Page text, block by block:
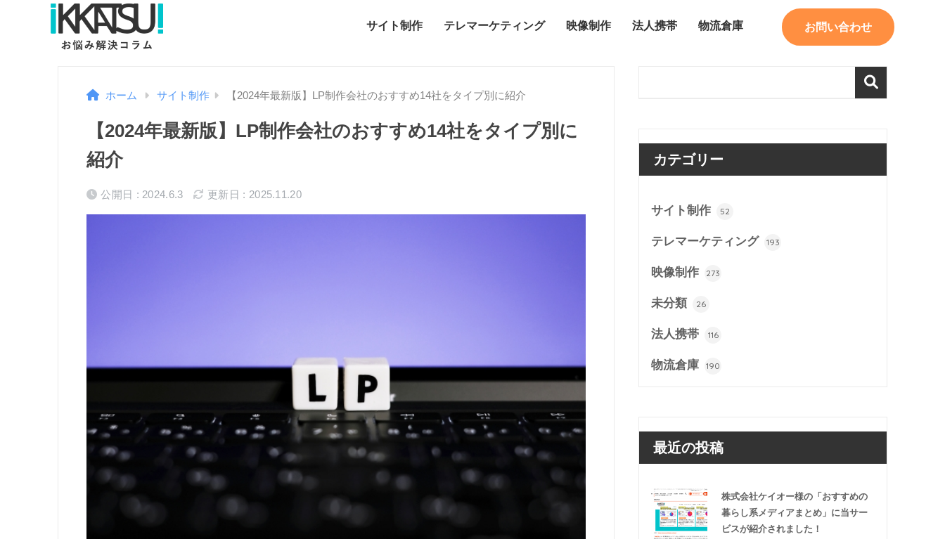
サイト制作 テレマーケティング 映像制作 法人携帯 物流倉庫 お問い合わせ
ホーム サイト制作 【2024年最新版】LP制作会社のおすすめ14社をタイプ別に紹介
【2024年最新版】LP制作会社のおすすめ14社をタイプ別に
紹介
公開日 : 2024.6.3 更新日 : 2025.11.20
カテゴリー
サイト制作 52
テレマーケティング 193
映像制作 273
未分類 26
法人携帯 116
物流倉庫 190
最近の投稿
株式会社ケイオー様の「おすすめの
暮らし系メディアまとめ」に当サー
ビスが紹介されました！